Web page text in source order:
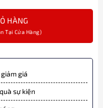
HÀNG
giá
sự kiện